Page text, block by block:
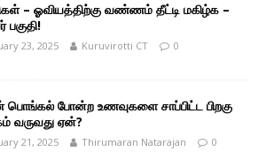
– ஓவியத்திற்கு வண்ணம் தீட்டி மகிழ்க –
பகுதி!
23, 2025 Kuruvirotti CT 0
போன்ற உணவுகளை சாப்பிட்ட பிறகு
வருவது ஏன்?
21, 2025 Thirumaran Natarajan 0